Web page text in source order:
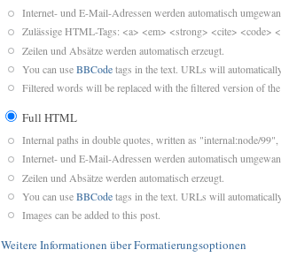
Internet- und E-Mail-Adressen werden automatisch
Zulässige HTML-Tags: <a> <em> <strong> <cite>
Zeilen und Absätze werden automatisch erzeugt.
You can useBBCodetags in the text. URLs will
Filtered words will be replaced with the filtered version of
Full HTML
Internal paths in double quotes, written as "internal:node/
Internet- und E-Mail-Adressen werden automatisch
Zeilen und Absätze werden automatisch erzeugt.
You can useBBCodetags in the text. URLs will
Images can be added to this post.
Weitere Informationen über Formatierungsoptionen